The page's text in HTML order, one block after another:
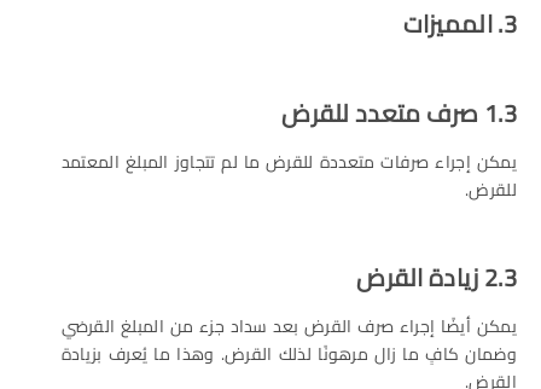
3. المميزات
1.3 صرف متعدد للقرض
يمكن إجراء صرفات متعددة للقرض ما لم تتجاوز المبلغ المعتمد
للقرض.
2.3 زيادة القرض
يمكن أيضًا إجراء صرف القرض بعد سداد جزء من المبلغ القرضي
وضمان كافٍ ما زال مرهونًا لذلك القرض. وهذا ما يُعرف بزيادة
القرض.